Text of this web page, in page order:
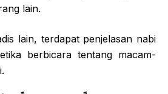
lain.
lain, terdapat penjelasan nabi
berbicara tentang macam-